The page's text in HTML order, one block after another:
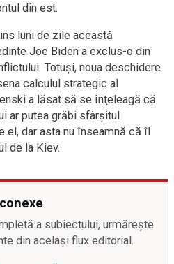
din est.
luni de zile această
Joe Biden a exclus-o din
Totuşi, noua deschidere
calculul strategic al
a lăsat să se înţeleagă că
ar putea grăbi sfârşitul
el, dar asta nu înseamnă că îl
de la Kiev.
a subiectului, urmărește
din același flux editorial.